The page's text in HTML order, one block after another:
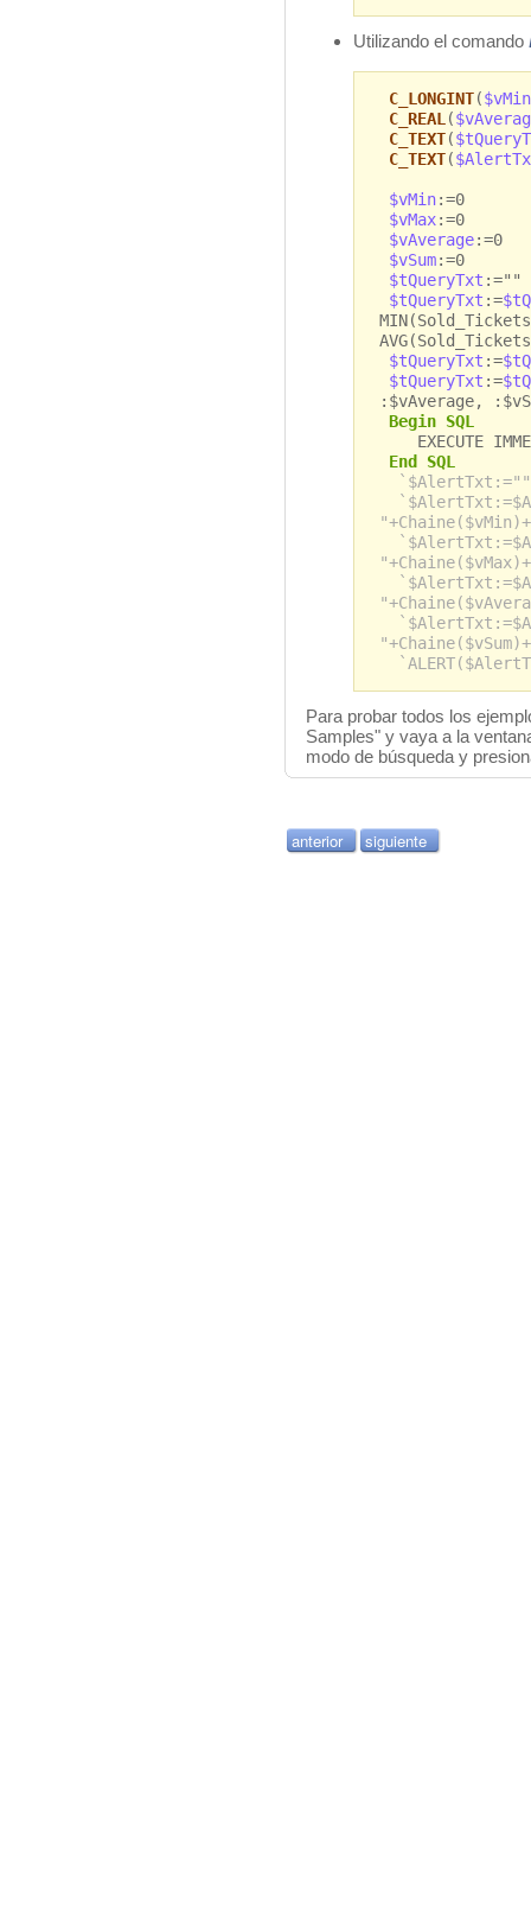
Utilizando el comando
C_LONGINT($vMin
C_REAL (
C_TEXT(
C_TEXT(
$vMin:=0
$vMax:=0
$vAverage:=0
$vSum:=0
$tQueryTxt :=""
$tQueryTxt :=
$tQueryTxt :=
$tQueryTxt :=
:$vAverage,
Begin SQL
EXECUTE
End SQL
`$AlertTxt:=""
Para probar todos los
Samples" y vaya a la
modo de búsqueda y
anterior siguiente